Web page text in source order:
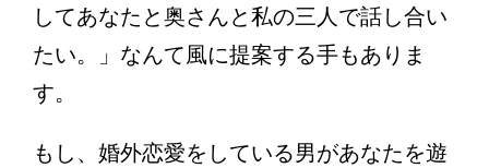
してあなたと奥さんと私の三人で話し合い
たい。」なんて風に提案する手もありま
す。
もし、婚外恋愛をしている男があなたを遊